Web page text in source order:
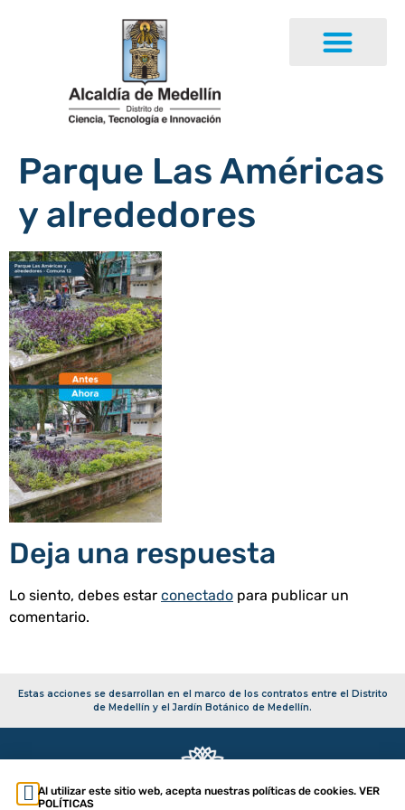
Parque Las Américas
y alrededores
Deja una respuesta
Lo siento, debes estar conectado para publicar un
comentario.
Estas acciones se desarrollan en el marco de los contratos entre el Distrito
de Medellín y el Jardín Botánico de Medellín.
Al utilizar este sitio web, acepta nuestras políticas de cookies. VER
POLÍTICAS